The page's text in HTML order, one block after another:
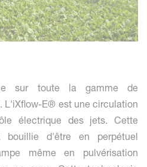
sur toute la gamme de
L'iXflow-E® est une circulation
électrique des jets. Cette
d'être en perpétuel
même en pulvérisation